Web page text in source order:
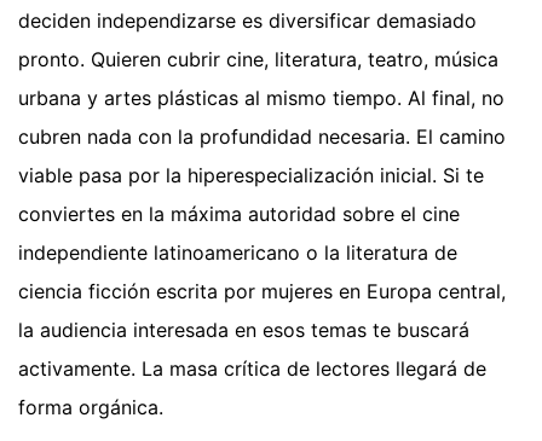
deciden independizarse es diversificar demasiado
pronto. Quieren cubrir cine, literatura, teatro, música
urbana y artes plásticas al mismo tiempo. Al final, no
cubren nada con la profundidad necesaria. El camino
viable pasa por la hiperespecialización inicial. Si te
conviertes en la máxima autoridad sobre el cine
independiente latinoamericano o la literatura de
ciencia ficción escrita por mujeres en Europa central,
la audiencia interesada en esos temas te buscará
activamente. La masa crítica de lectores llegará de
forma orgánica.